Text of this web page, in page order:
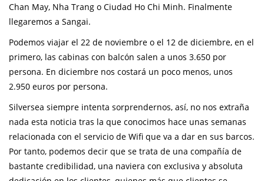
Chan May, Nha Trang o Ciudad Ho Chi Minh. Finalmente
llegaremos a Sangai.
Podemos viajar el 22 de noviembre o el 12 de diciembre, en el
primero, las cabinas con balcón salen a unos 3.650 por
persona. En diciembre nos costará un poco menos, unos
2.950 euros por persona.
Silversea siempre intenta sorprendernos, así, no nos extraña
nada esta noticia tras la que conocimos hace unas semanas
relacionada con el servicio de Wifi que va a dar en sus barcos.
Por tanto, podemos decir que se trata de una compañía de
bastante credibilidad, una naviera con exclusiva y absoluta